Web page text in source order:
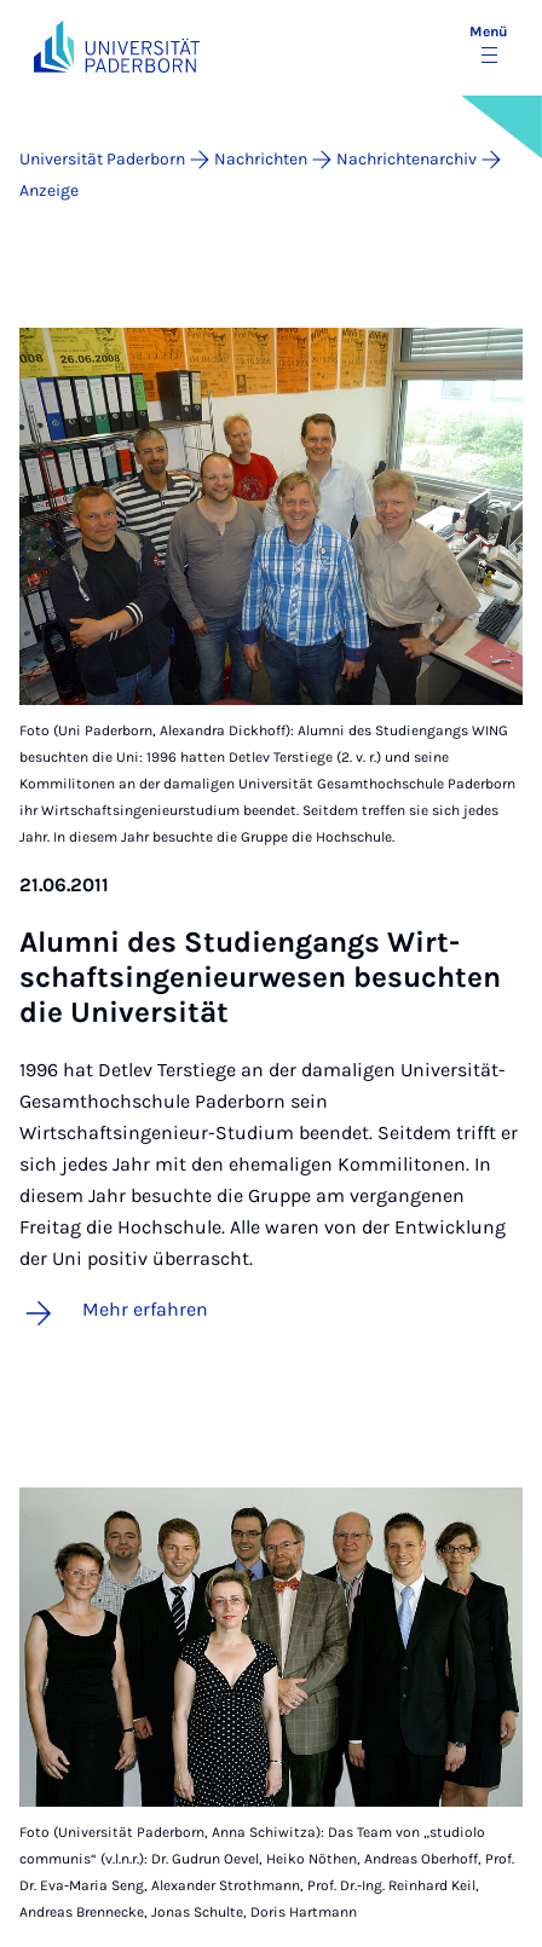
Menü
Universität Paderborn Nachrichten
Nachrichtenarchiv
Anzeige
Foto (Uni Paderborn, Alexandra Dickhoff): Alumni des Studiengangs WING
besuchten die Uni: 1996 hatten Detlev Terstiege (2. v. r.) und seine
Kommilitonen an der damaligen Universität Gesamthochschule Paderborn
ihr Wirtschaftsingenieurstudium beendet. Seitdem treffen sie sich jedes
Jahr. In diesem Jahr besuchte die Gruppe die Hochschule.
21.06.2011
Alum­ni des Stu­dien­gangs Wirt­
schaft­s­in­ge­ni­eu­r­we­sen be­such­ten
die Uni­ver­si­tät
1996 hat Detlev Terstiege an der damaligen Universität-
Gesamthochschule Paderborn sein
Wirtschaftsingenieur-Studium beendet. Seitdem trifft er
sich jedes Jahr mit den ehemaligen Kommilitonen. In
diesem Jahr besuchte die Gruppe am vergangenen
Freitag die Hochschule. Alle waren von der Entwicklung
der Uni positiv überrascht.
Mehr erfahren
Foto (Universität Paderborn, Anna Schiwitza): Das Team von „studiolo
communis“ (v.l.n.r.): Dr. Gudrun Oevel, Heiko Nöthen, Andreas Oberhoff, Prof.
Dr. Eva-Maria Seng, Alexander Strothmann, Prof. Dr.-Ing. Reinhard Keil,
Andreas Brennecke, Jonas Schulte, Doris Hartmann